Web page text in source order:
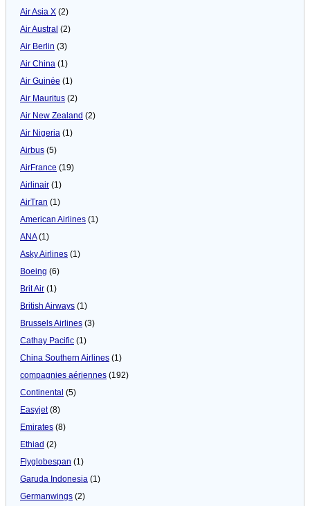
Air Asia X (2)
Air Austral (2)
Air Berlin (3)
Air China (1)
Air Guinée (1)
Air Mauritus (2)
Air New Zealand (2)
Air Nigeria (1)
Airbus (5)
AirFrance (19)
Airlinair (1)
AirTran (1)
American Airlines (1)
ANA(1)
Asky Airlines (1)
Boeing (6)
Brit Air (1)
British Airways (1)
Brussels Airlines (3)
Cathay Pacific (1)
China Southern Airlines (1)
compagnies aériennes (192)
Continental (5)
Easyjet(8)
Emirates (8)
Ethiad (2)
Flyglobespan (1)
Garuda Indonesia (1)
Germanwings (2)